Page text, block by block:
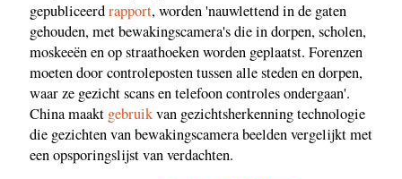
gepubliceerdrapport, worden 'nauwlettend in de gaten
gehouden, met bewakingscamera's die in dorpen, scholen,
moskeeën en op straathoeken worden geplaatst. Forenzen
moeten door controleposten tussen alle steden en dorpen,
waar ze gezicht scans en telefoon controles ondergaan'.
China maakt gebruikvan gezichtsherkenning technologie
die gezichten van bewakingscamera beelden vergelijkt met
een opsporingslijst van verdachten.